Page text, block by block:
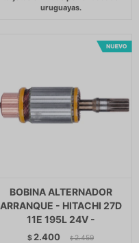
BOBINA ALTERNADOR
ARRANQUE - HITACHI 27D
11E 195L 24V -
$ 2.400 $ 2.459